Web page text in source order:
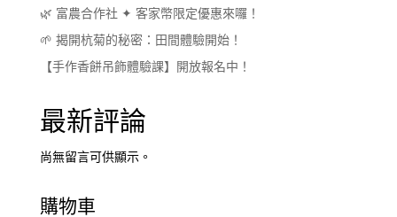
🌿 富農合作社 ✦ 客家幣限定優惠來囉！
🌱 揭開杭菊的秘密：田間體驗開始！
【手作香餅吊飾體驗課】開放報名中！
最新評論
尚無留言可供顯示。
購物車